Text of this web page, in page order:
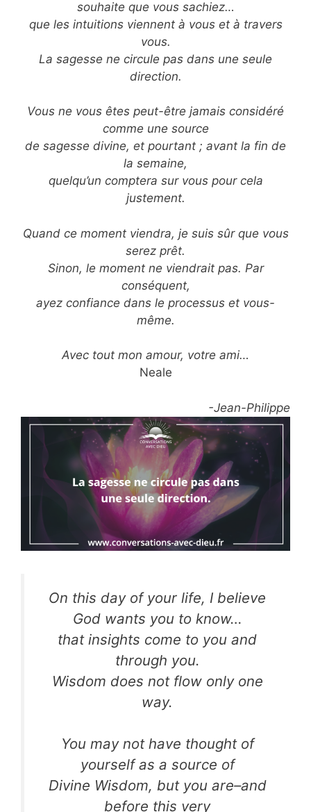
souhaite que vous sachiez…
que les intuitions viennent à vous et à travers
vous.
La sagesse ne circule pas dans une seule
direction.
Vous ne vous êtes peut-être jamais considéré
comme une source
de sagesse divine, et pourtant ; avant la fin de
la semaine,
quelqu’un comptera sur vous pour cela
justement.
Quand ce moment viendra, je suis sûr que vous
serez prêt.
Sinon, le moment ne viendrait pas. Par
conséquent,
ayez confiance dans le processus et vous-
même.
Avec tout mon amour, votre ami…
Neale
-Jean-Philippe
On this day of your life, I believe
God wants you to know…
that insights come to you and
through you.
Wisdom does not flow only one
way.
You may not have thought of
yourself as a source of
Divine Wisdom, but you are–and
before this very